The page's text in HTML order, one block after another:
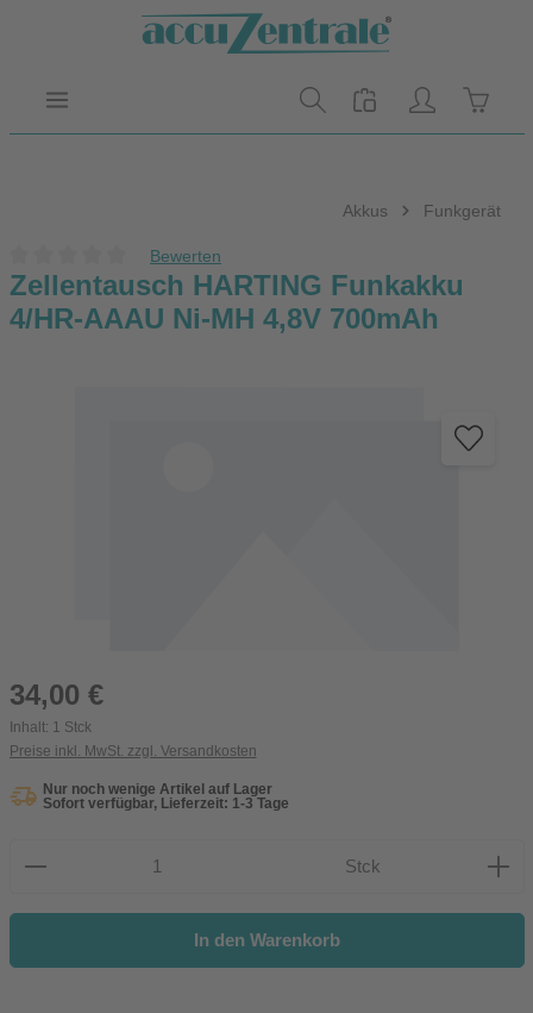
Zum Hauptinhalt springen
Akkus Funkgerät
Durchschnittliche Bewertung von 0 von 5 Sternen
Bewerten
Zellentausch HARTING Funkakku
4/HR-AAAU Ni-MH 4,8V 700mAh
Regulärer Preis:
34,00 €
Inhalt: 1 Stck
Preise inkl. MwSt. zzgl. Versandkosten
Nur noch wenige Artikel auf Lager
Sofort verfügbar, Lieferzeit: 1-3 Tage
Produkt Anzahl: Gib den gewünschten Wert ein oder
Stck
In den Warenkorb